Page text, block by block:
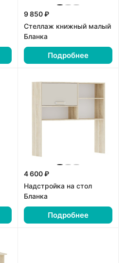
9 850 ₽
Стеллаж книжный малый
Бланка
Подробнее
4 600 ₽
Надстройка на стол
Бланка
Подробнее